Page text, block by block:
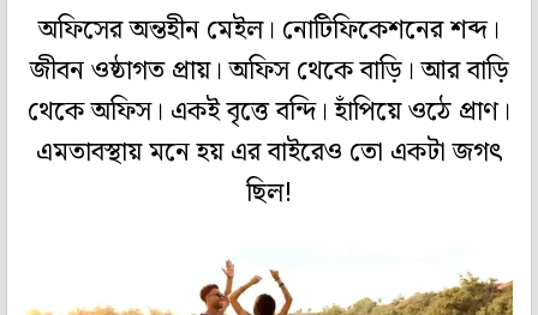
অফিসের অন্তহীন মেইল। নোটিফিকেশনের শব্দ।
জীবন ওষ্ঠাগত প্রায়। অফিস থেকে বাড়ি। আর বাড়ি
থেকে অফিস। একই বৃত্তে বন্দি। হাঁপিয়ে ওঠে প্রাণ।
এমতাবস্থায় মনে হয় এর বাইরেও তো একটা জগৎ
ছিল!